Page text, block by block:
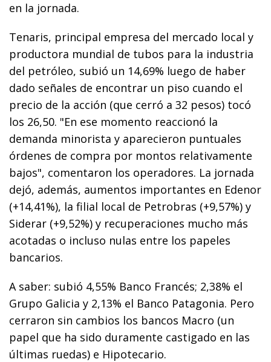
en la jornada.
Tenaris, principal empresa del mercado local y
productora mundial de tubos para la industria
del petróleo, subió un 14,69% luego de haber
dado señales de encontrar un piso cuando el
precio de la acción (que cerró a 32 pesos) tocó
los 26,50. "En ese momento reaccionó la
demanda minorista y aparecieron puntuales
órdenes de compra por montos relativamente
bajos", comentaron los operadores. La jornada
dejó, además, aumentos importantes en Edenor
(+14,41%), la filial local de Petrobras (+9,57%) y
Siderar (+9,52%) y recuperaciones mucho más
acotadas o incluso nulas entre los papeles
bancarios.
A saber: subió 4,55% Banco Francés; 2,38% el
Grupo Galicia y 2,13% el Banco Patagonia. Pero
cerraron sin cambios los bancos Macro (un
papel que ha sido duramente castigado en las
últimas ruedas) e Hipotecario.